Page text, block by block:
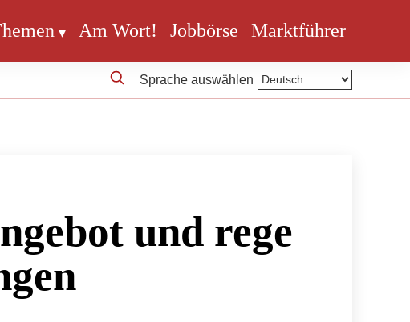
Am Wort! Jobbörse Marktführer
Sprache auswählen
und rege
Geringes Angebot und rege Nachfrage